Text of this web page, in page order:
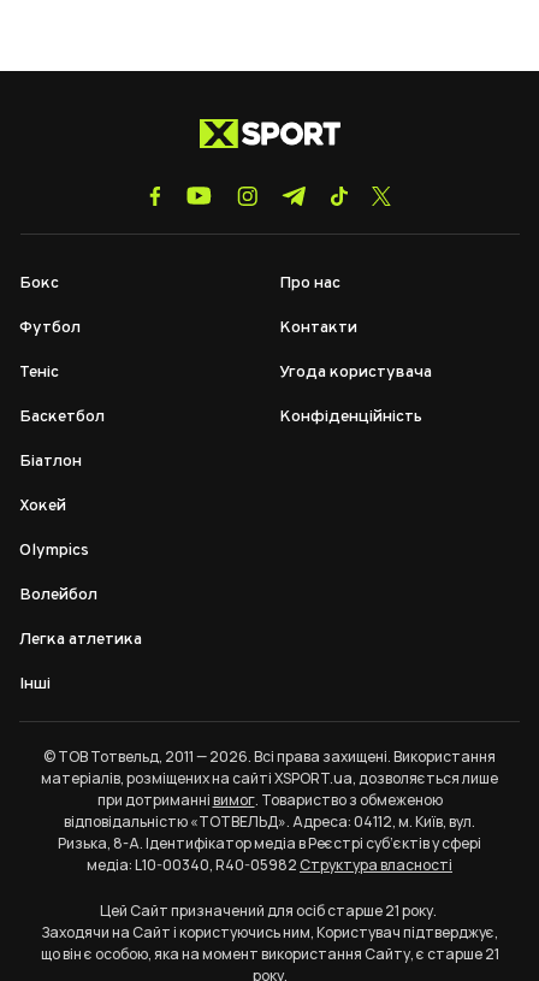
Бокс
Футбол
Теніс
Баскетбол
Біатлон
Хокей
Olympics
Волейбол
Легка атлетика
Інші
Про нас
Контакти
Угода користувача
Конфіденційність
© ТОВ Тотвельд, 2011 — 2026. Всі права захищені. Використання
матеріалів, розміщених на сайті XSPORT.ua, дозволяється лише
при дотриманнівимог. Товариство з обмеженою
відповідальністю «ТОТВЕЛЬД». Адреса: 04112, м. Київ, вул.
Ризька, 8-А. Ідентифікатор медіа в Реєстрі суб’єктів у сфері
медіа: L10-00340, R40-05982Структура власності
Цей Сайт призначений для осіб старше 21 року.
Заходячи на Сайт і користуючись ним, Користувач підтверджує,
що він є особою, яка на момент використання Сайту, є старше 21
року.